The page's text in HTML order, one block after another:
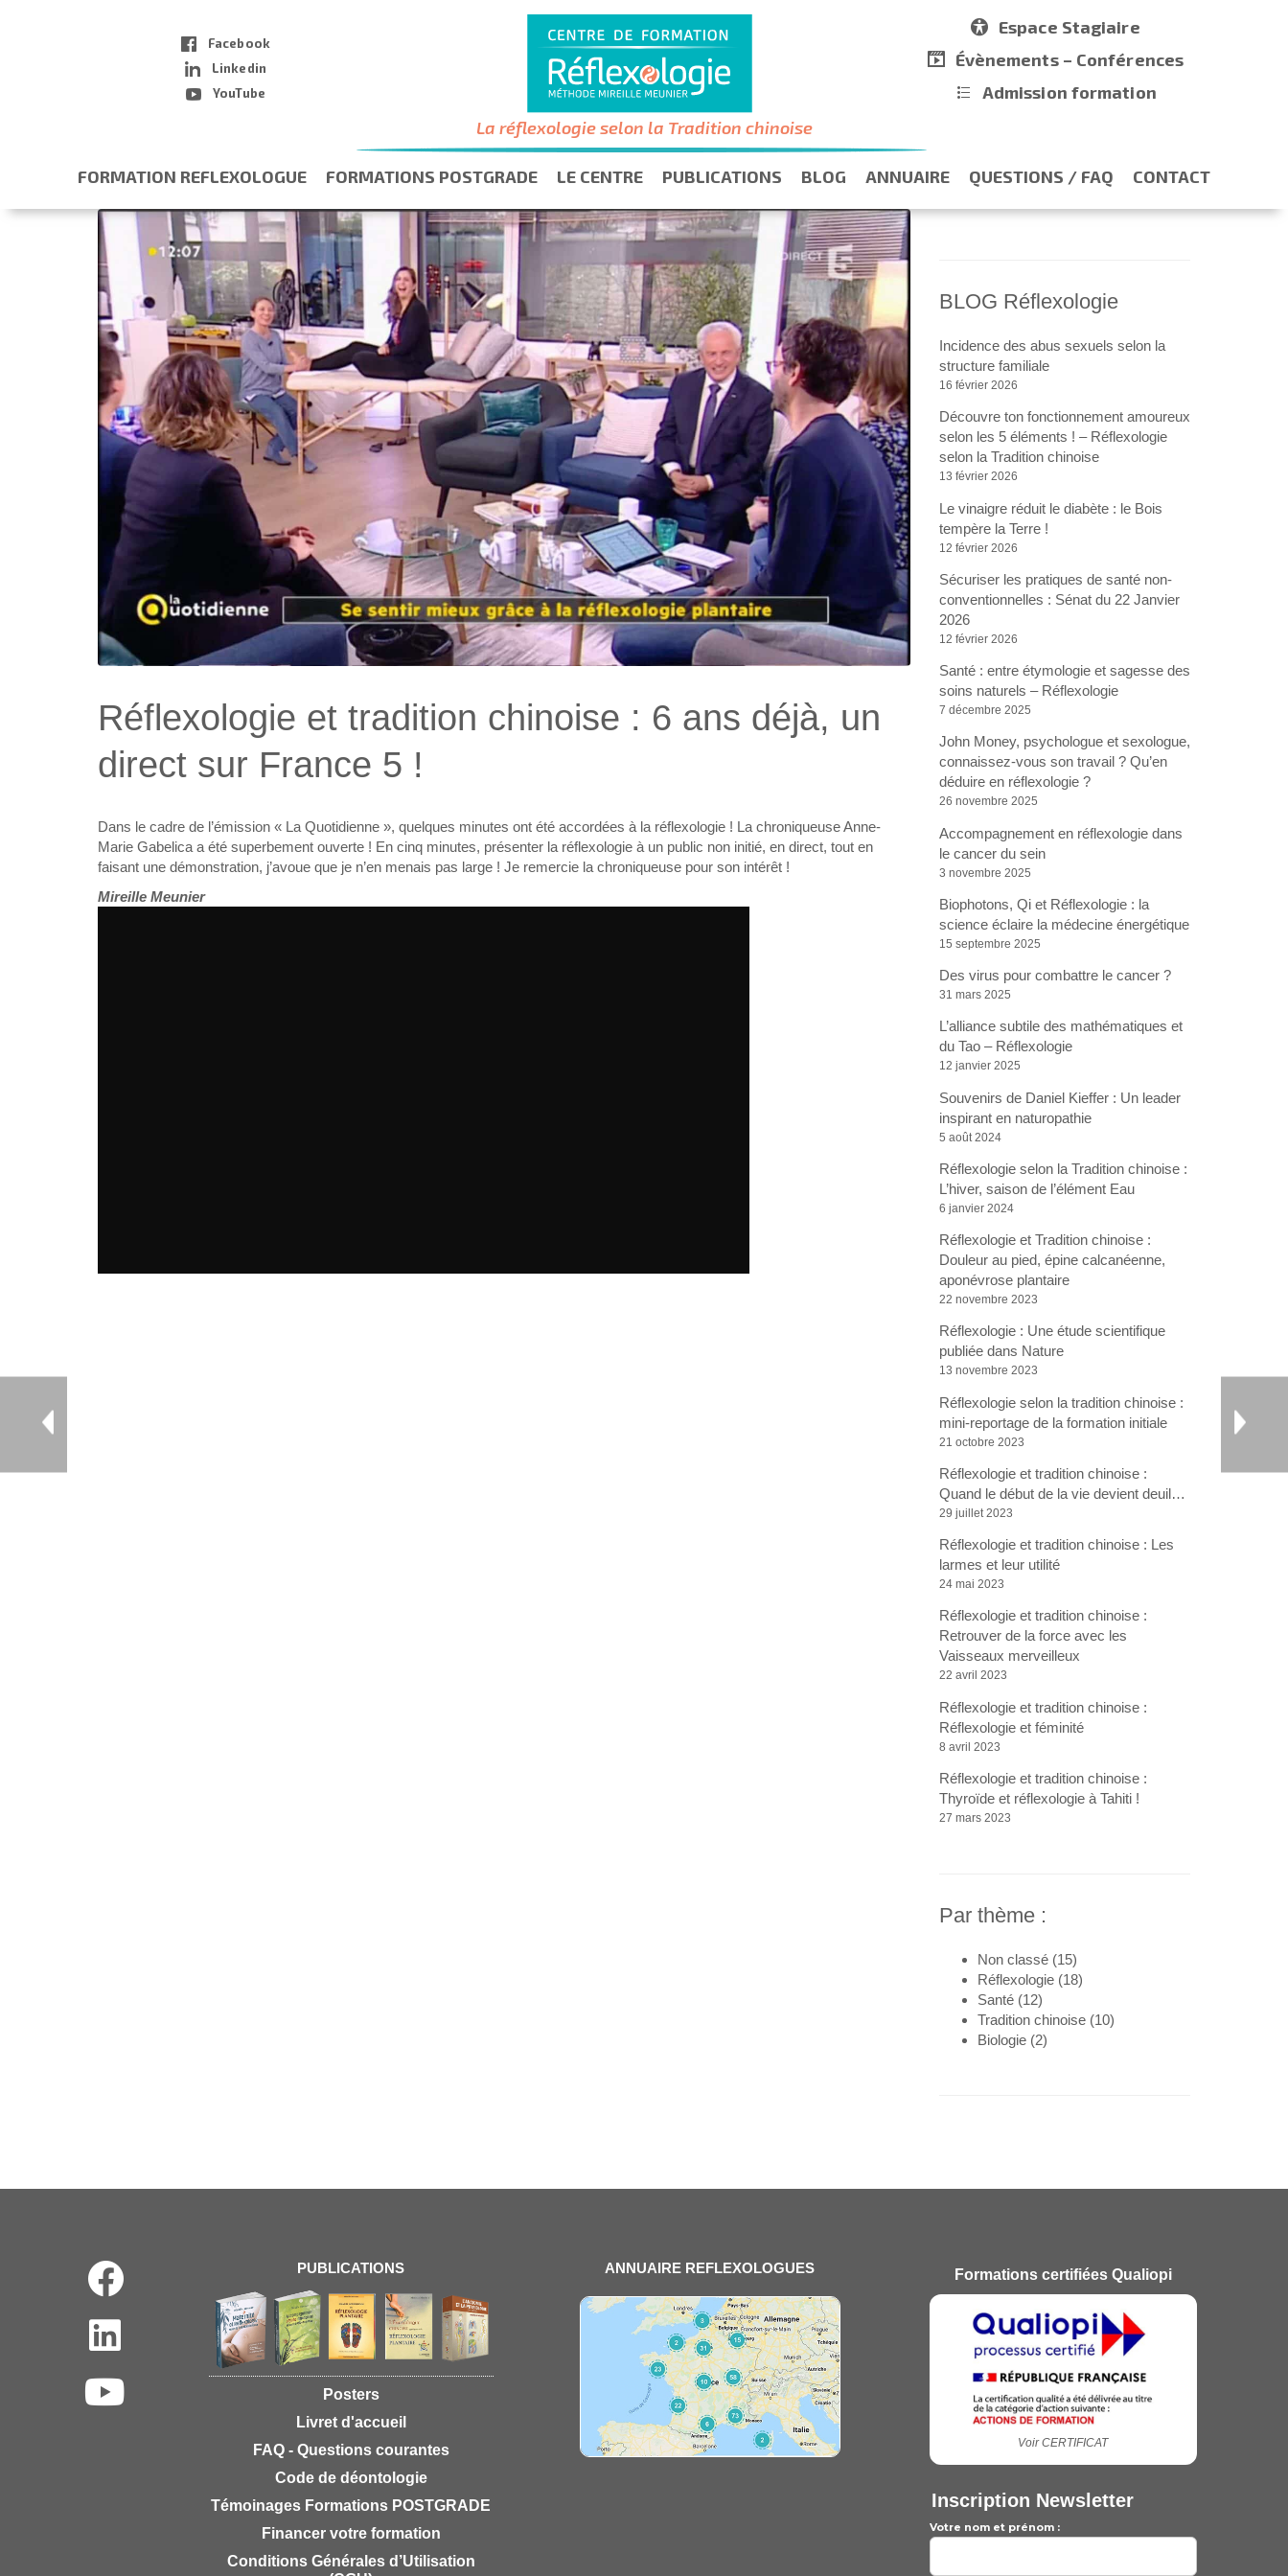
Facebook
Linkedin
YouTube
Espace Stagiaire
Évènements – Conférences
Admission formation
La réflexologie selon la Tradition chinoise
FORMATION REFLEXOLOGUE FORMATIONS POSTGRADE LE CENTRE PUBLICATIONS BLOG ANNUAIRE QUESTIONS / FAQ CONTACT
Réflexologie et tradition chinoise : 6 ans déjà, un
direct sur France 5 !
Dans le cadre de l’émission « La Quotidienne », quelques minutes ont été accordées à la réflexologie ! La chroniqueuse Anne-
Marie Gabelica a été superbement ouverte ! En cinq minutes, présenter la réflexologie à un public non initié, en direct, tout en
faisant une démonstration, j’avoue que je n’en menais pas large ! Je remercie la chroniqueuse pour son intérêt !
Mireille Meunier
BLOG Réflexologie
Incidence des abus sexuels selon la
structure familiale
16 février 2026
Découvre ton fonctionnement amoureux
selon les 5 éléments ! – Réflexologie
selon la Tradition chinoise
13 février 2026
Le vinaigre réduit le diabète : le Bois
tempère la Terre !
12 février 2026
Sécuriser les pratiques de santé non-
conventionnelles : Sénat du 22 Janvier
2026
12 février 2026
Santé : entre étymologie et sagesse des
soins naturels – Réflexologie
7 décembre 2025
John Money, psychologue et sexologue,
connaissez-vous son travail ? Qu’en
déduire en réflexologie ?
26 novembre 2025
Accompagnement en réflexologie dans
le cancer du sein
3 novembre 2025
Biophotons, Qi et Réflexologie : la
science éclaire la médecine énergétique
15 septembre 2025
Des virus pour combattre le cancer ?
31 mars 2025
L’alliance subtile des mathématiques et
du Tao – Réflexologie
12 janvier 2025
Souvenirs de Daniel Kieffer : Un leader
inspirant en naturopathie
5 août 2024
Réflexologie selon la Tradition chinoise :
L’hiver, saison de l’élément Eau
6 janvier 2024
Réflexologie et Tradition chinoise :
Douleur au pied, épine calcanéenne,
aponévrose plantaire
22 novembre 2023
Réflexologie : Une étude scientifique
publiée dans Nature
13 novembre 2023
Réflexologie selon la tradition chinoise :
mini-reportage de la formation initiale
21 octobre 2023
Réflexologie et tradition chinoise :
Quand le début de la vie devient deuil…
29 juillet 2023
Réflexologie et tradition chinoise : Les
larmes et leur utilité
24 mai 2023
Réflexologie et tradition chinoise :
Retrouver de la force avec les
Vaisseaux merveilleux
22 avril 2023
Réflexologie et tradition chinoise :
Réflexologie et féminité
8 avril 2023
Réflexologie et tradition chinoise :
Thyroïde et réflexologie à Tahiti !
27 mars 2023
Par thème :
Non classé(15)
Réflexologie(18)
Santé(12)
Tradition chinoise(10)
Biologie(2)
PUBLICATIONS
Posters
Livret d'accueil
FAQ - Questions courantes
Code de déontologie
Témoinages Formations POSTGRADE
Financer votre formation
Conditions Générales d’Utilisation
ANNUAIRE REFLEXOLOGUES Formations certifiées Qualiopi
Voir CERTIFICAT
Inscription Newsletter
Votre nom et prénom :